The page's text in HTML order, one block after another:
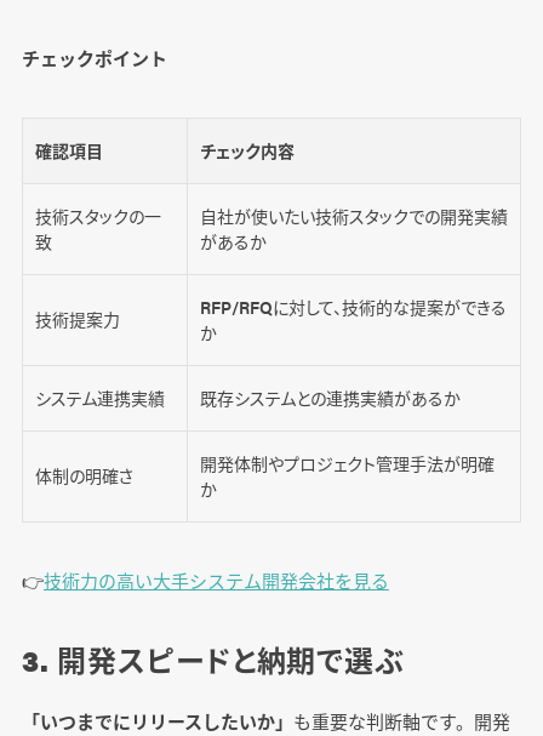
チェックポイント
確認項目 チェック内容
技術スタックの一
致
自社が使いたい技術スタックでの開発実績
があるか
技術提案力
RFP/RFQに対して、技術的な提案ができる
か
システム連携実績 既存システムとの連携実績があるか
体制の明確さ
開発体制やプロジェクト管理手法が明確
か
👉️技術力の高い大手システム開発会社を見る
3. 開発スピードと納期で選ぶ
「いつまでにリリースしたいか」 も重要な判断軸です。開発